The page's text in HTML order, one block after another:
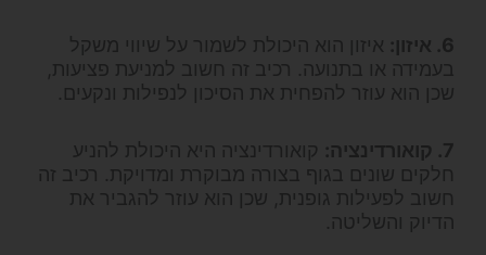
6. איזון:
איזון הוא היכולת לשמור על שיווי משקל
בעמידה או בתנועה. רכיב זה חשוב למניעת פציעות,
שכן הוא עוזר להפחית את הסיכון לנפילות ונקעים.
7. קואורדינציה:
קואורדינציה היא היכולת להניע
חלקים שונים בגוף בצורה מבוקרת ומדויקת. רכיב זה
חשוב לפעילות גופנית, שכן הוא עוזר להגביר את
הדיוק והשליטה.